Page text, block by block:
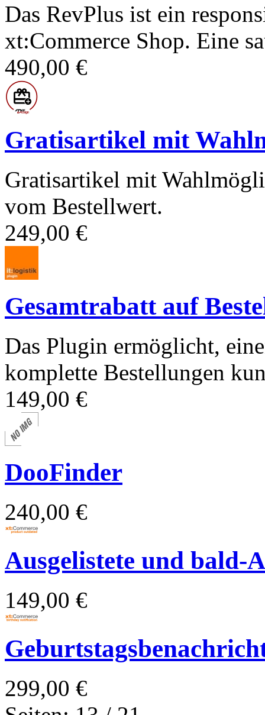
Das RevPlus ist ein
xt:Commerce Shop. Eine
490,00 €
Gratisartikel mit
Gratisartikel mit
vom Bestellwert.
249,00 €
Gesamtrabatt auf
Das Plugin ermöglicht,
komplette Bestellungen
149,00 €
DooFinder
240,00 €
Ausgelistete und bald-
149,00 €
299,00 €